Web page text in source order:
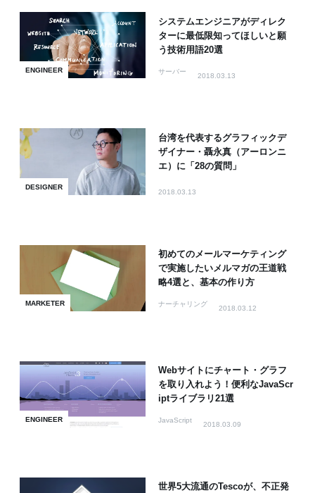
ENGINEER
システムエンジニアがディレク
ターに最低限知ってほしいと願
う技術用語20選
サーバー
2018.03.13
DESIGNER
台湾を代表するグラフィックデ
ザイナー・聶永真（アーロンニ
エ）に「28の質問」
2018.03.13
MARKETER
初めてのメールマーケティング
で実施したいメルマガの王道戦
略4選と、基本の作り方
ナーチャリング
2018.03.12
ENGINEER
Webサイトにチャート・グラフ
を取り入れよう！便利なJavaScr
iptライブラリ21選
JavaScript
2018.03.09
世界5大流通のTescoが、不正発